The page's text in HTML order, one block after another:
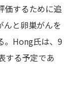
価するために追
んと卵巣がんを
。Hong氏は、9
する予定であ